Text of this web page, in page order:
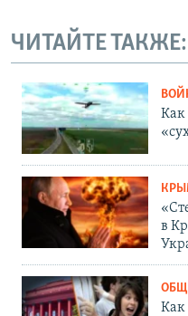
ЧИТАЙТЕ ТАКЖЕ:
Как
в
Как